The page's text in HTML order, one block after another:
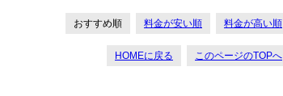
料金が高い順
料金が安い順
おすすめ順
このページのTOPへ
HOMEに戻る